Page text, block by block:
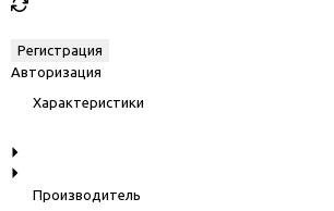
Авторизация
Характеристики
Производитель